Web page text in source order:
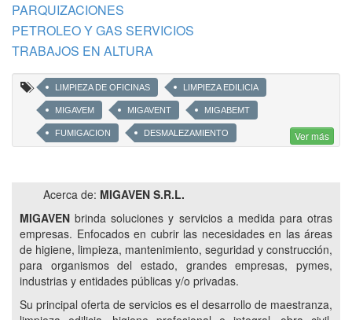
PARQUIZACIONES
PETROLEO Y GAS SERVICIOS
TRABAJOS EN ALTURA
LIMPIEZA DE OFICINAS LIMPIEZA EDILICIA
MIGAVEM MIGAVENT MIGABEMT
FUMIGACION DESMALEZAMIENTO
LIMPIEZA DE DEPENDENCIAS PUBLICAS
TRABAJOS ESPECIALES EN ALTURA
PROVISIÓN ESTRATÉGICA DE INSUMOS
MANTENIMIENTO EDILICIO LIMPIEZA PARA ORGANISMOS
LIMPIEZA DE SUPERMERCADOS LIMPIEZA DE GIMNASIOS
Ver más
Acerca de: MIGAVEN S.R.L.
MIGAVENbrinda soluciones y servicios a medida para otras
empresas. Enfocados en cubrir las necesidades en las áreas
de higiene, limpieza, mantenimiento, seguridad y construcción,
para organismos del estado, grandes empresas, pymes,
industrias y entidades públicas y/o privadas.
Su principal oferta de servicios es el desarrollo de maestranza,